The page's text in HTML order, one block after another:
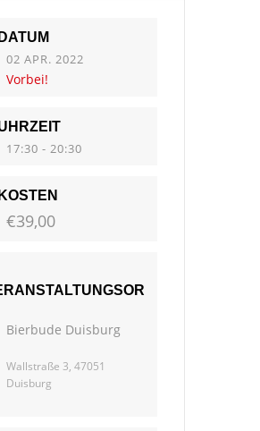
DATUM
02 APR. 2022
Vorbei!
17:30 - 20:30
KOSTEN
€39,00
Bierbude Duisburg
Wallstraße 3, 47051
Duisburg